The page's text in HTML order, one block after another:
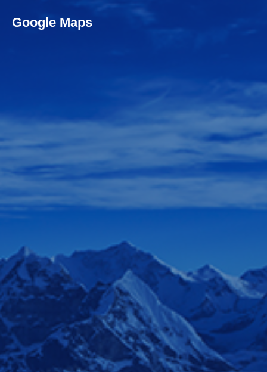
Google Maps